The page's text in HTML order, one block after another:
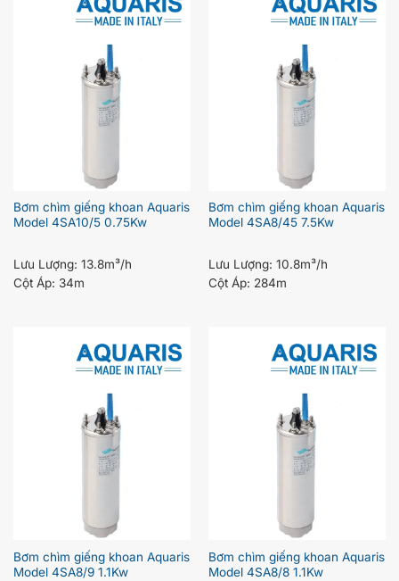
Bơm chìm giếng khoan Aquaris
Model 4SA10/5 0.75Kw
Lưu Lượng: 13.8m³/h
Cột Áp: 34m
Bơm chìm giếng khoan Aquaris
Model 4SA8/45 7.5Kw
Lưu Lượng: 10.8m³/h
Cột Áp: 284m
Bơm chìm giếng khoan Aquaris
Model 4SA8/9 1.1Kw
Bơm chìm giếng khoan Aquaris
Model 4SA8/8 1.1Kw